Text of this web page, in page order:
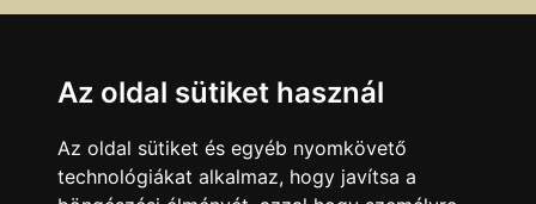
Az oldal sütiket használ
Az oldal sütiket és egyéb nyomkövető
technológiákat alkalmaz, hogy javítsa a